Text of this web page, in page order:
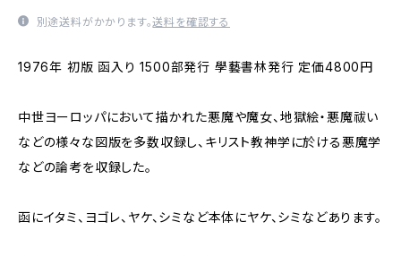
別途送料がかかります。送料を確認する
1976年 初版 函入り 1500部発行 學藝書林発行 定価4800円
中世ヨーロッパにおいて描かれた悪魔や魔女、地獄絵・悪魔祓い
などの様々な図版を多数収録し、キリスト教神学に於ける悪魔学
などの論考を収録した。
函にイタミ、ヨゴレ、ヤケ、シミなど本体にヤケ、シミなどあります。